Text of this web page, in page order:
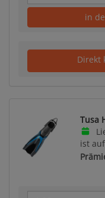
in
Direkt
Tusa
ist